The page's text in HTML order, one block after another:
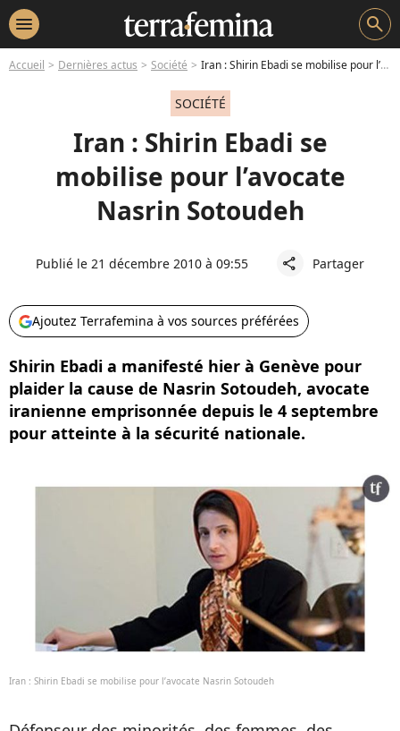
menu search
Accueil Dernières actus Société Iran : Shirin Ebadi se mobilise pour l’avocate Nasrin Sotoudeh
SOCIÉTÉ
Iran : Shirin Ebadi se
mobilise pour l’avocate
Nasrin Sotoudeh
Publié le 21 décembre 2010 à 09:55 share Partager
Ajoutez Terrafemina à vos sources préférées
Shirin Ebadi a manifesté hier à Genève pour
plaider la cause de Nasrin Sotoudeh, avocate
iranienne emprisonnée depuis le 4 septembre
pour atteinte à la sécurité nationale.
Iran : Shirin Ebadi se mobilise pour l’avocate Nasrin Sotoudeh